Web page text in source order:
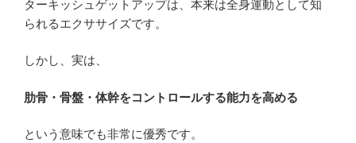
ターキッシュゲットアップは、本来は全身運動として知
られるエクササイズです。
しかし、実は、
肋骨・骨盤・体幹をコントロールする能力を高める
という意味でも非常に優秀です。